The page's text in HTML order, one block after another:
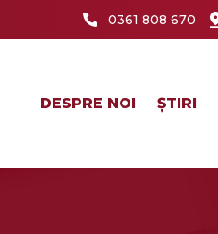
0361 808 670
DESPRE NOI ȘTIRI